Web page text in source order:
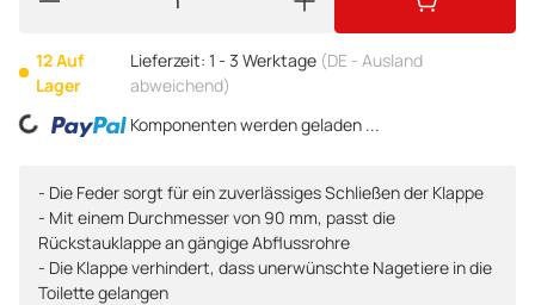
12 Auf
Lager
Lieferzeit: 1 - 3 Werktage (DE - Ausland
abweichend)
Komponenten werden geladen ...
- Die Feder sorgt für ein zuverlässiges Schließen der Klappe
- Mit einem Durchmesser von 90 mm, passt die
Rückstauklappe an gängige Abflussrohre
- Die Klappe verhindert, dass unerwünschte Nagetiere in die
Toilette gelangen